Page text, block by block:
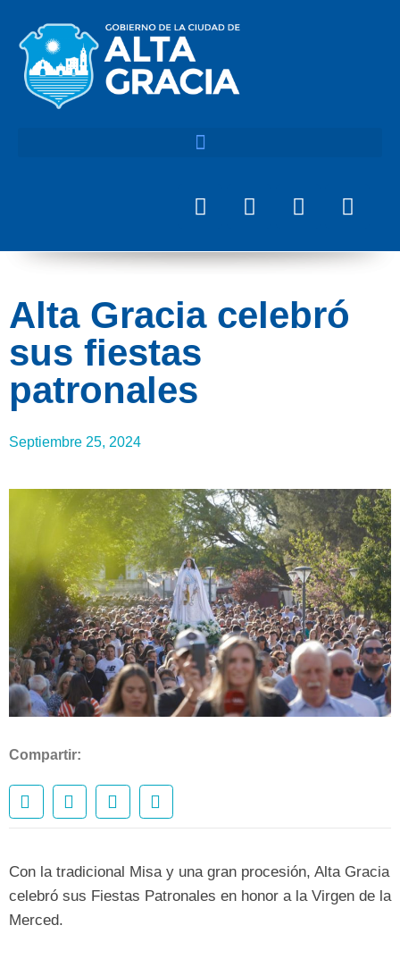
Alta Gracia celebró
sus fiestas
patronales
Septiembre 25, 2024
Compartir:
Con la tradicional Misa y una gran procesión, Alta Gracia
celebró sus Fiestas Patronales en honor a la Virgen de la
Merced.